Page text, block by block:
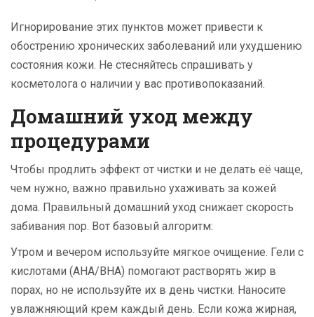
Игнорирование этих пунктов может привести к
обострению хронических заболеваний или ухудшению
состояния кожи. Не стесняйтесь спрашивать у
косметолога о наличии у вас противопоказаний.
Домашний уход между
процедурами
Чтобы продлить эффект от чистки и не делать её чаще,
чем нужно, важно правильно ухаживать за кожей
дома. Правильный домашний уход снижает скорость
забивания пор. Вот базовый алгоритм:
Утром и вечером используйте мягкое очищение. Гели с
кислотами (AHA/BHA) помогают растворять жир в
порах, но не используйте их в день чистки. Наносите
увлажняющий крем каждый день. Если кожа жирная,